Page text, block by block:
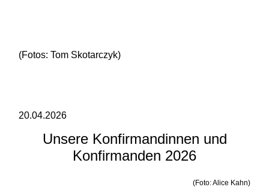
(Fotos: Tom Skotarczyk)
20.04.2026
Unsere Konfirmandinnen und
Konfirmanden 2026
(Foto: Alice Kahn)